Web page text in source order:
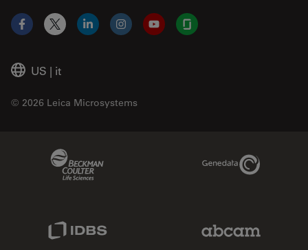
US | it
© 2026 Leica Microsystems
Facebook
X LinkedInInstagramYouTubeGlassdoor
Genedata Link